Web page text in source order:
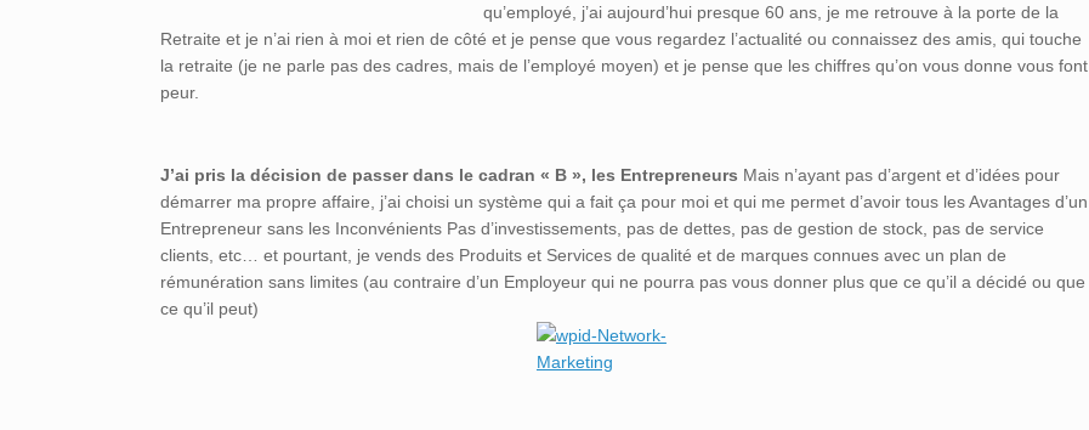
qu’employé, j’ai aujourd’hui presque 60 ans, je me retrouve à la porte de la
Retraite et je n’ai rien à moi et rien de côté et je pense que vous regardez l’actualité ou connaissez des amis, qui touche
la retraite (je ne parle pas des cadres, mais de l’employé moyen) et je pense que les chiffres qu’on vous donne vous font
peur.
J’ai pris la décision de passer dans le cadran « B », les Entrepreneurs Mais n’ayant pas d’argent et d’idées pour
démarrer ma propre affaire, j’ai choisi un système qui a fait ça pour moi et qui me permet d’avoir tous les Avantages d’un
Entrepreneur sans les Inconvénients Pas d’investissements, pas de dettes, pas de gestion de stock, pas de service
clients, etc… et pourtant, je vends des Produits et Services de qualité et de marques connues avec un plan de
rémunération sans limites (au contraire d’un Employeur qui ne pourra pas vous donner plus que ce qu’il a décidé ou que
ce qu’il peut)